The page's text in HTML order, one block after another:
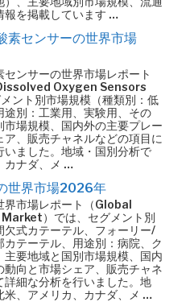
報を掲載しています …
素センサーの世界市場
ンサーの世界市場レポート
Oxygen Sensors
ント別市場規模（種類別：低
途別：工業用、実験用、その
場規模、国内外の主要プレー
、販売チャネルなどの項目に
いました。地域・国別分析で
カナダ、メ …
世界市場2026年
界市場レポート（Global
）では、セグメント別
欠式カテーテル、フォーリー/
テーテル、用途別：病院、ク
主要地域と国別市場規模、国内
向と市場シェア、販売チャネ
詳細な分析を行いました。地
米、アメリカ、カナダ、メ …